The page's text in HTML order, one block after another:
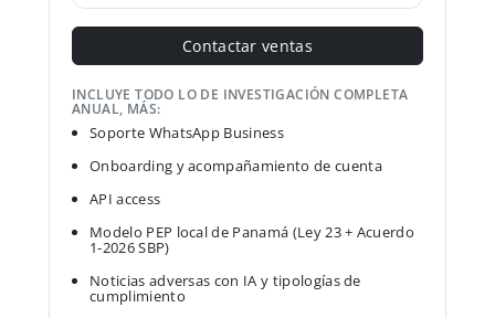
Contactar ventas
INCLUYE TODO LO DE INVESTIGACIÓN COMPLETA
ANUAL, MÁS:
Soporte WhatsApp Business
Onboarding y acompañamiento de cuenta
API access
Modelo PEP local de Panamá (Ley 23 + Acuerdo
1-2026 SBP)
Noticias adversas con IA y tipologías de
cumplimiento